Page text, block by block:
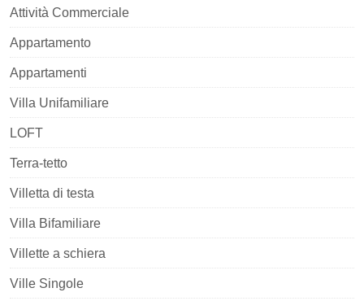
Attività Commerciale
Appartamento
Appartamenti
Villa Unifamiliare
LOFT
Terra-tetto
Villetta di testa
Villa Bifamiliare
Villette a schiera
Ville Singole